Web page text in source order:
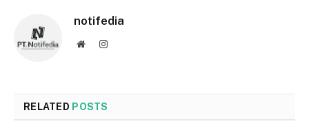
notifedia
WebsiteInstagram
RELATED POSTS